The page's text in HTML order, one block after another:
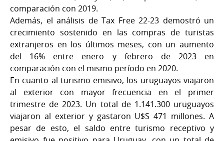
comparación con 2019.
Además, el análisis de Tax Free 22-23 demostró un
crecimiento sostenido en las compras de turistas
extranjeros en los últimos meses, con un aumento
del 16% entre enero y febrero de 2023 en
comparación con el mismo período en 2020.
En cuanto al turismo emisivo, los uruguayos viajaron
al exterior con mayor frecuencia en el primer
trimestre de 2023. Un total de 1.141.300 uruguayos
viajaron al exterior y gastaron U$S 471 millones. A
pesar de esto, el saldo entre turismo receptivo y